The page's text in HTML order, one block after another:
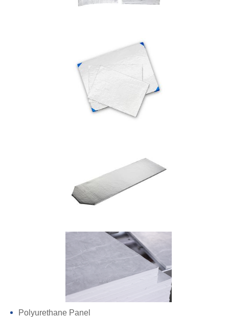
Polyurethane Panel